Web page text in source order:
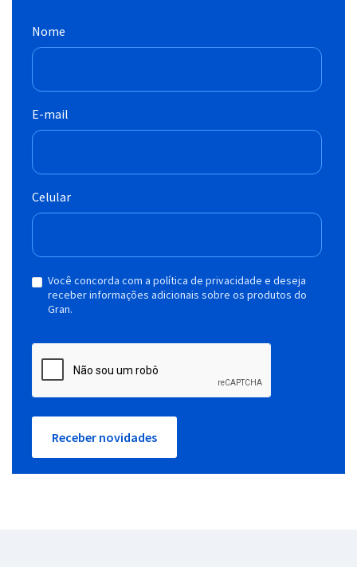
Nome
E-mail
Celular
Você concorda com a política de privacidade e deseja
receber informações adicionais sobre os produtos do
Gran.
Receber novidades